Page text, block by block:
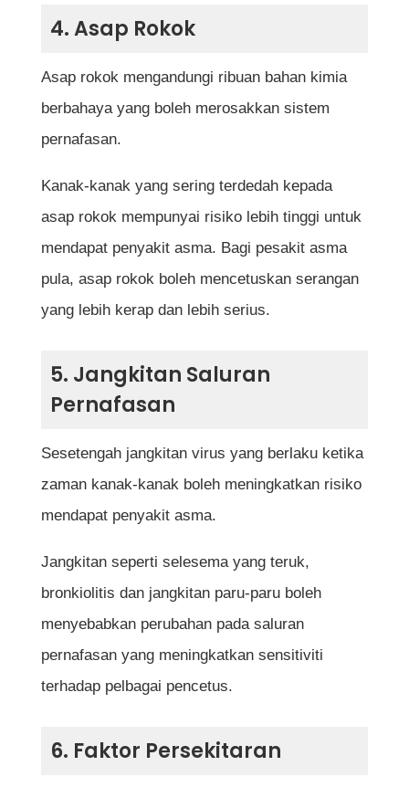
4. Asap Rokok
Asap rokok mengandungi ribuan bahan kimia
berbahaya yang boleh merosakkan sistem
pernafasan.
Kanak-kanak yang sering terdedah kepada
asap rokok mempunyai risiko lebih tinggi untuk
mendapat penyakit asma. Bagi pesakit asma
pula, asap rokok boleh mencetuskan serangan
yang lebih kerap dan lebih serius.
5. Jangkitan Saluran
Pernafasan
Sesetengah jangkitan virus yang berlaku ketika
zaman kanak-kanak boleh meningkatkan risiko
mendapat penyakit asma.
Jangkitan seperti selesema yang teruk,
bronkiolitis dan jangkitan paru-paru boleh
menyebabkan perubahan pada saluran
pernafasan yang meningkatkan sensitiviti
terhadap pelbagai pencetus.
6. Faktor Persekitaran